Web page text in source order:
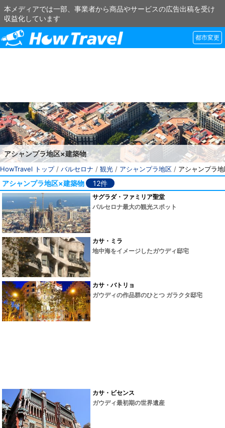
本メディアでは一部、事業者から商品やサービスの広告出稿を受け
収益化しています
都市変更
アシャンプラ地区×建築物
HowTravel トップ/ バルセロナ / 観光 / アシャンプラ地区 / アシャンプラ
アシャンプラ地区×建築物 12件
サグラダ・ファミリア聖堂
バルセロナ最大の観光スポット
カサ・ミラ
地中海をイメージしたガウディ邸宅
カサ・バトリョ
ガウディの作品群のひとつ ガラクタ邸宅
カサ・ビセンス
ガウディ最初期の世界遺産